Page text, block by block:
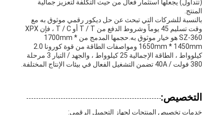
(تتداول) يجعلها استثمار فعال من حيث التكلفة لتعزيز جمالية
المنتج.
بالنسبة للشركات التي تبحث عن حل ديكور رقمي موثوق به مع
وقت تسليم 45 يوماً وشروط الدفع من T / T أو T / C ، فإن XPX
SZ-360 هو خيار موثوق به.حجمها المدمج من 1700mm *
1650mm * 1450mm ومواصفات الطاقة من قوة كورونا 2.0
كيلوواط ، الطاقة الإجمالية 25 كيلوواط ، والجهد / التيار 3 مرحلة
380 فولت / 40A تضمن التشغيل الفعال في بيئات الإنتاج المختلفة.
التخصيص:
خدمات تخصيص المنتجات لجهاز التجميل الرقمي: